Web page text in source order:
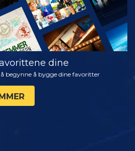
dine
begynne å bygge dine favoritter